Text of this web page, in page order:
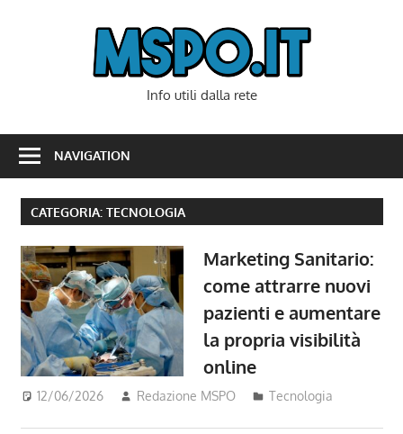
Mspo
Info utili dalla rete
NAVIGATION
CATEGORIA: TECNOLOGIA
Marketing Sanitario:
come attrarre nuovi
pazienti e aumentare
la propria visibilità
online
12/06/2026 Redazione MSPO Tecnologia